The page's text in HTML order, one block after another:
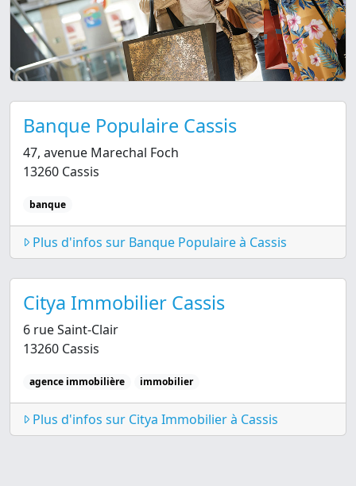
Banque Populaire Cassis
47, avenue Marechal Foch
13260 Cassis
banque
Plus d'infos sur Banque Populaire à Cassis
Citya Immobilier Cassis
6 rue Saint-Clair
13260 Cassis
agence immobilière immobilier
Plus d'infos sur Citya Immobilier à Cassis